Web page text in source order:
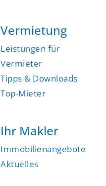
Vermietung
Leistungen für
Vermieter
Tipps & Downloads
Top-Mieter
Ihr Makler
Immobilienangebote
Aktuelles